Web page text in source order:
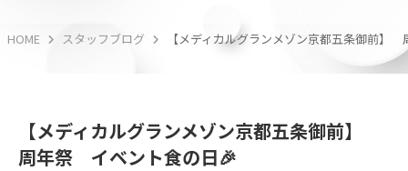
HOME スタッフブログ 【メディカルグランメゾン京都五条御前
【メディカルグランメゾン京都五条御前】
周年祭 イベント食の日🎉